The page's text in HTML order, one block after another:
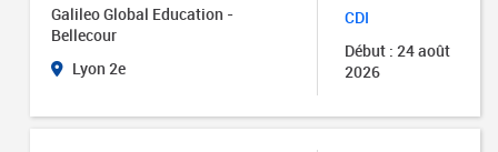
Galileo Global Education -
Bellecour
Lyon 2e
CDI
Début : 24 août
2026